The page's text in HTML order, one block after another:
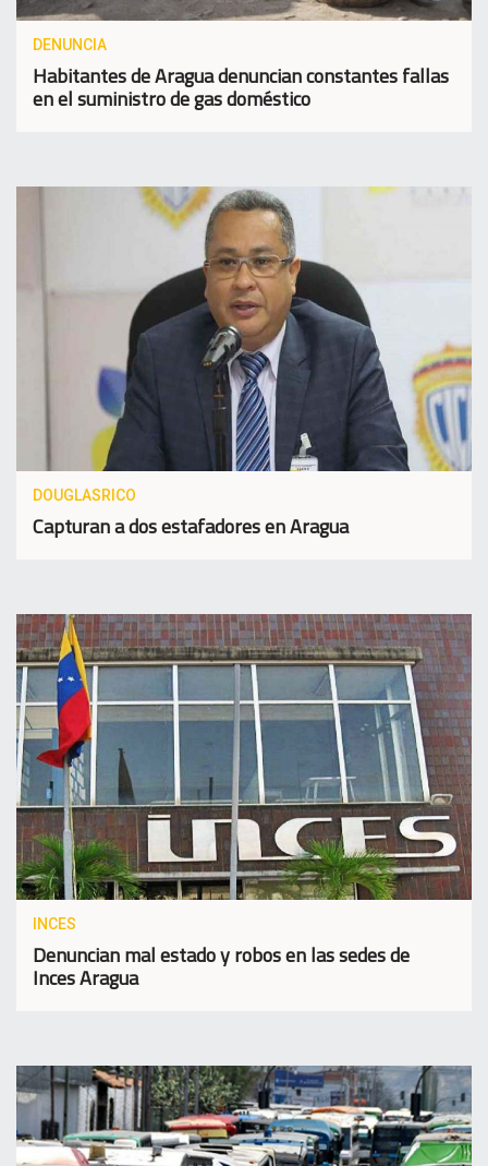
DENUNCIA
Habitantes de Aragua denuncian constantes fallas
en el suministro de gas doméstico
DOUGLASRICO
Capturan a dos estafadores en Aragua
INCES
Denuncian mal estado y robos en las sedes de
Inces Aragua